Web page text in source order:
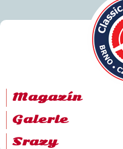
Magazín
Galerie
Srazy